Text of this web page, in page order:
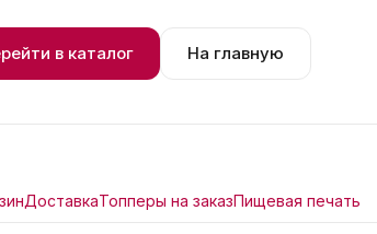
в каталог На главную
ДоставкаТопперы на заказПищевая печать